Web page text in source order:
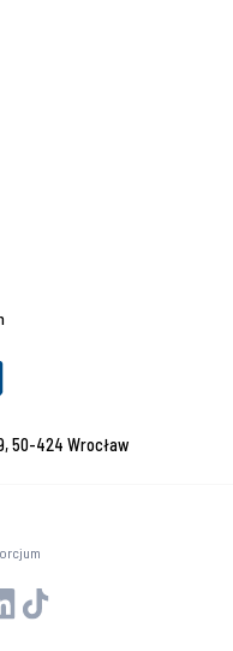
50-424 Wrocław